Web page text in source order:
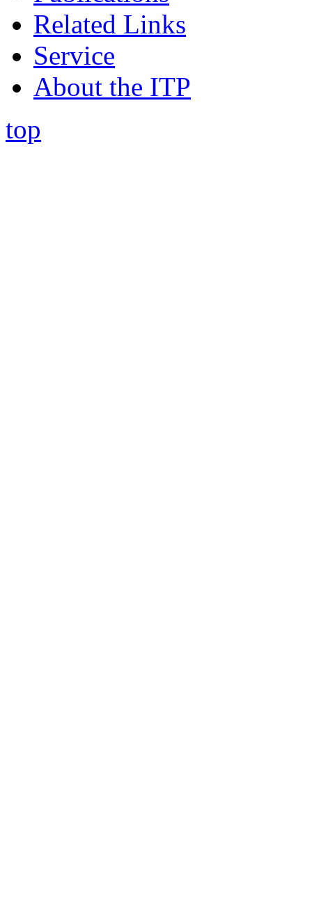
Related Links
Service
About the ITP
top